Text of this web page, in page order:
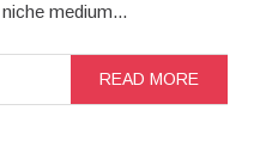
medium...
READ MORE